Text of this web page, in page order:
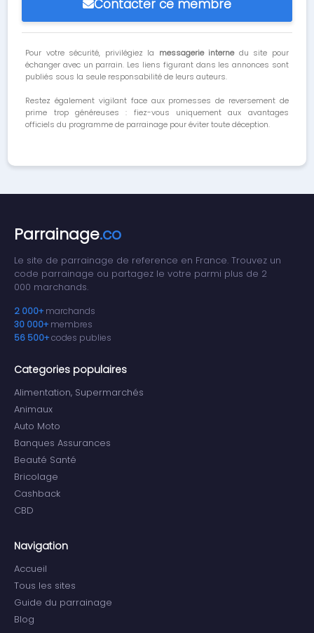
Contacter ce membre
Pour votre sécurité, privilégiez la messagerie internedu site pour
échanger avec un parrain. Les liens figurant dans les annonces sont
publiés sous la seule responsabilité de leurs auteurs.
Restez également vigilant face aux promesses de reversement de
prime trop généreuses : fiez-vous uniquement aux avantages
officiels du programme de parrainage pour éviter toute déception.
Parrainage.co
Le site de parrainage de reference en France. Trouvez un
code parrainage ou partagez le votre parmi plus de 2
000 marchands.
2 000+ marchands
30 000+ membres
56 500+codes publies
Categories populaires
Alimentation, Supermarchés
Animaux
Auto Moto
Banques Assurances
Beauté Santé
Bricolage
Cashback
CBD
Navigation
Accueil
Tous les sites
Guide du parrainage
Blog